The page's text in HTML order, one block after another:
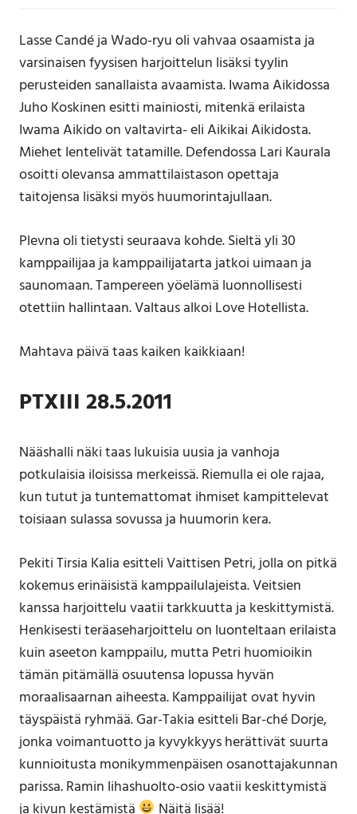
Lasse Candé ja Wado-ryu oli vahvaa osaamista ja
varsinaisen fyysisen harjoittelun lisäksi tyylin
perusteiden sanallaista avaamista. Iwama Aikidossa
Juho Koskinen esitti mainiosti, mitenkä erilaista
Iwama Aikido on valtavirta- eli Aikikai Aikidosta.
Miehet lentelivät tatamille. Defendossa Lari Kaurala
osoitti olevansa ammattilaistason opettaja
taitojensa lisäksi myös huumorintajullaan.
Plevna oli tietysti seuraava kohde. Sieltä yli 30
kamppailijaa ja kamppailijatarta jatkoi uimaan ja
saunomaan. Tampereen yöelämä luonnollisesti
otettiin hallintaan. Valtaus alkoi Love Hotellista.
Mahtava päivä taas kaiken kaikkiaan!
PTXIII 28.5.2011
Nääshalli näki taas lukuisia uusia ja vanhoja
potkulaisia iloisissa merkeissä. Riemulla ei ole rajaa,
kun tutut ja tuntemattomat ihmiset kampittelevat
toisiaan sulassa sovussa ja huumorin kera.
Pekiti Tirsia Kalia esitteli Vaittisen Petri, jolla on pitkä
kokemus erinäisistä kamppailulajeista. Veitsien
kanssa harjoittelu vaatii tarkkuutta ja keskittymistä.
Henkisesti teräaseharjoittelu on luonteltaan erilaista
kuin aseeton kamppailu, mutta Petri huomioikin
tämän pitämällä osuutensa lopussa hyvän
moraalisaarnan aiheesta. Kamppailijat ovat hyvin
täyspäistä ryhmää. Gar-Takia esitteli Bar-ché Dorje,
jonka voimantuotto ja kyvykkyys herättivät suurta
kunnioitusta monikymmenpäisen osanottajakunnan
parissa. Ramin lihashuolto-osio vaatii keskittymistä
ja kivun kestämistä
Näitä lisää!